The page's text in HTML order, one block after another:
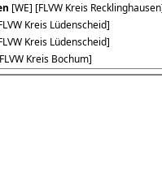
[WE] [FLVW Kreis
Kreis Lüdenscheid]
Kreis Lüdenscheid]
Kreis Bochum]